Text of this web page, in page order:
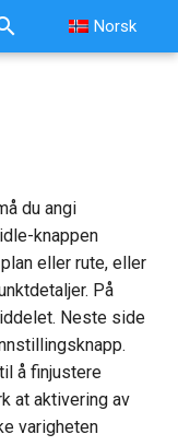
Norsk
du angi
knappen
eller rute, eller
På
Neste side
å finjustere
at aktivering av
varigheten